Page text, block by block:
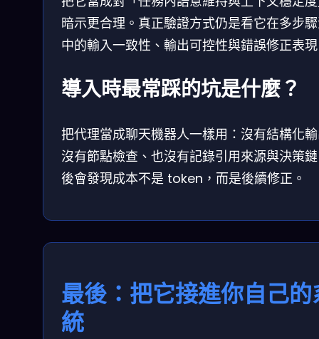
暗示更合理。真正驗證方式仍是看它在多步
中的輸入一致性、輸出可控性與錯誤修正表
導入時最常踩的坑是什麼？
把代理當成聊天機器人一樣用：沒有結構化
沒有節點檢查、也沒有記錄引用來源與決策
後會發現成本不是 token，而是後續修正。
最後：把它接進你自己的
統